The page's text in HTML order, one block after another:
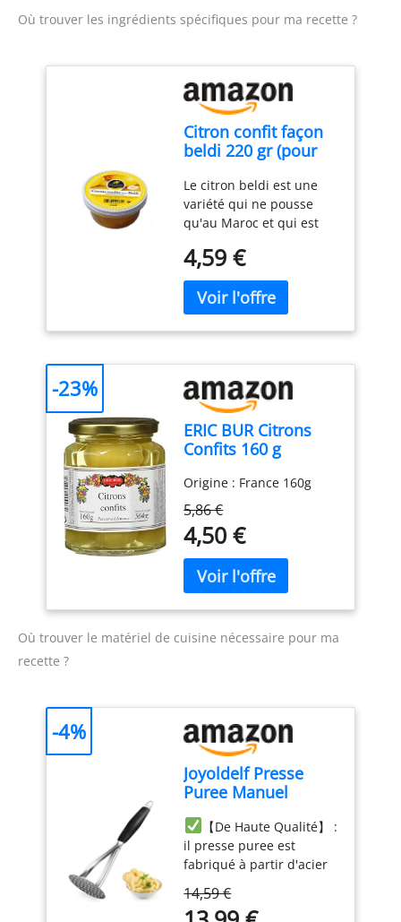
Où trouver les ingrédients spécifiques pour ma recette ?
Citron confit façon
beldi 220 gr (pour
Le citron beldi est une
variété qui ne pousse
qu'au Maroc et qui est
des tajines dans le
respect de la tradition. Le
citron confit rentre dans
la préparation de
nombreux plats
citrons confits et aux
olives, ou le poulet aux
citrons confits et au
gingembre, mais on
dans un tajine de
poisson.
4,59 €
ERIC BUR Citrons
Confits 160 g
Origine : France 160g
5,86 €
4,50 €
-23%
Où trouver le matériel de cuisine nécessaire pour ma
recette ?
Joyoldelf Presse
Puree Manuel
Robuste, Ecrase
Pomme de Terre en
Acier Inoxydable,
Presse Puree
Pomme de Terre et
【De Haute Qualité】 :
il presse puree est
fabriqué à partir d'acier
résistant à la rouille. La
14,59 €
-4%